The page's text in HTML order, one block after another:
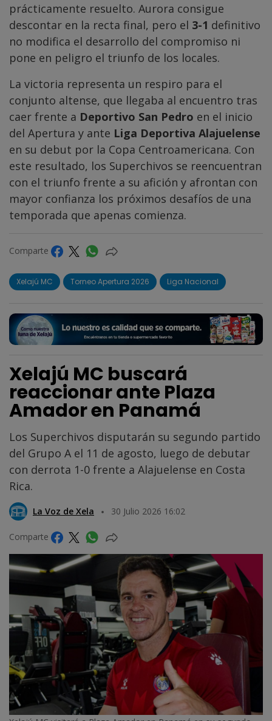
prácticamente resuelto. Aurora consigue
descontar en la recta final, pero el 3-1 definitivo
no modifica el desarrollo del compromiso ni
pone en peligro el triunfo de los locales.
La victoria representa un respiro para el
conjunto altense, que llegaba al encuentro tras
caer frente a Deportivo San Pedro en el inicio
del Apertura y ante Liga Deportiva Alajuelense
en su debut por la Copa Centroamericana. Con
este resultado, los Superchivos se reencuentran
con el triunfo frente a su afición y afrontan con
mayor confianza los próximos desafíos de una
temporada que apenas comienza.
Comparte
Xelajú MC Torneo Apertura 2026 Liga Nacional
Xelajú MC buscará
reaccionar ante Plaza
Amador en Panamá
Los Superchivos disputarán su segundo partido
del Grupo A el 11 de agosto, luego de debutar
con derrota 1-0 frente a Alajuelense en Costa
Rica.
La Voz de Xela 30 Julio 2026 16:02
Comparte